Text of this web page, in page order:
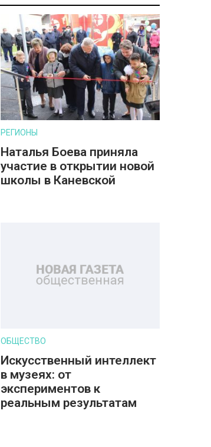
РЕГИОНЫ
Наталья Боева приняла
участие в открытии новой
школы в Каневской
ОБЩЕСТВО
Искусственный интеллект
в музеях: от
экспериментов к
реальным результатам